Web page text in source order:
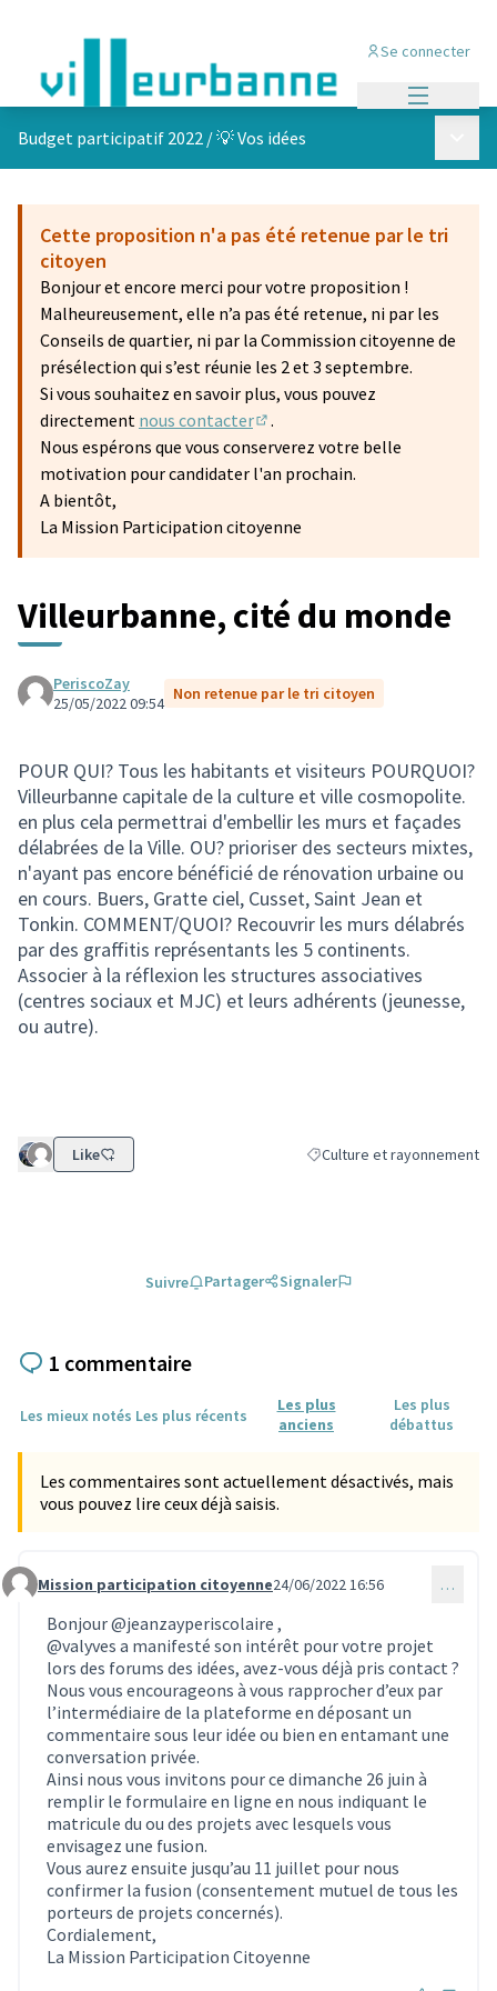
Se connecter
Budget participatif 2022 /💡 Vos idées
Cette proposition n'a pas été retenue par le tri
citoyen
Bonjour et encore merci pour votre proposition !
Malheureusement, elle n’a pas été retenue, ni par les
Conseils de quartier, ni par la Commission citoyenne de
présélection qui s’est réunie les 2 et 3 septembre.
Si vous souhaitez en savoir plus, vous pouvez
directement nous contacter
(S'ouvre dans un nouvel onglet)
.
Nous espérons que vous conserverez votre belle
motivation pour candidater l'an prochain.
A bientôt,
La Mission Participation citoyenne
Villeurbanne, cité du monde
PeriscoZay
25/05/2022 09:54 Non retenue par le tri citoyen
POUR QUI? Tous les habitants et visiteurs POURQUOI?
Villeurbanne capitale de la culture et ville cosmopolite.
en plus cela permettrai d'embellir les murs et façades
délabrées de la Ville. OU? prioriser des secteurs mixtes,
n'ayant pas encore bénéficié de rénovation urbaine ou
en cours. Buers, Gratte ciel, Cusset, Saint Jean et
Tonkin. COMMENT/QUOI? Recouvrir les murs délabrés
par des graffitis représentants les 5 continents.
Associer à la réflexion les structures associatives
(centres sociaux et MJC) et leurs adhérents (jeunesse,
ou autre).
Like Filtrer les résultats de la
Culture et rayonnement
Suivre Partager Signaler
1 commentaire
Les mieux notés Les plus récents
Les plus
anciens
Les plus
débattus
Les commentaires sont actuellement désactivés, mais
vous pouvez lire ceux déjà saisis.
Commentaire 1905
Mission participation citoyenne24/06/2022 16:56 …
Bonjour@jeanzayperiscolaire ,
@valyves a manifesté son intérêt pour votre projet
lors des forums des idées, avez-vous déjà pris contact ?
Nous vous encourageons à vous rapprocher d’eux par
l’intermédiaire de la plateforme en déposant un
commentaire sous leur idée ou bien en entamant une
conversation privée.
Ainsi nous vous invitons pour ce dimanche 26 juin à
remplir le formulaire en ligne en nous indiquant le
matricule du ou des projets avec lesquels vous
envisagez une fusion.
Vous aurez ensuite jusqu’au 11 juillet pour nous
confirmer la fusion (consentement mutuel de tous les
porteurs de projets concernés).
Cordialement,
La Mission Participation Citoyenne